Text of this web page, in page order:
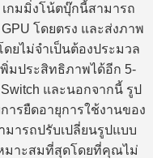
เกมมิ่งโน้ตบุ๊กนี้สามารถ
โดยตรง และส่งภาพ
ดยไม่จำเป็นต้องประมวล
พิ่มประสิทธิภาพได้อีก 5-
และนอกจากนี้ รูป
ารยืดอายุการใช้งานของ
ารถปรับเปลี่ยนรูปแบบ
มาะสมที่สุดโดยที่คุณไม่